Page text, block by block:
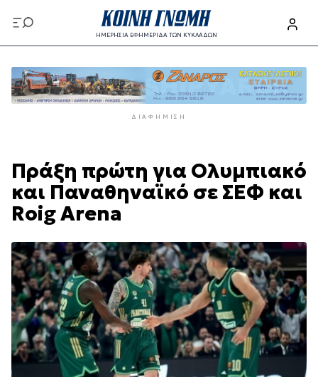
προς
το
περιεχόμενο
ΗΜΕΡΗΣΙΑ ΕΦΗΜΕΡΙΔΑ ΤΩΝ ΚΥΚΛΑΔΩΝ
προς
το
κυρίως
ΔΙΑΦΉΜΙΣΗ
Πράξη πρώτη για Ολυμπιακό
και Παναθηναϊκό σε ΣΕΦ και
Roig Arena